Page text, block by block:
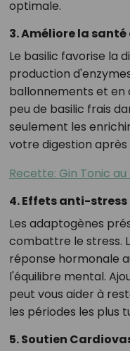
optimale.
3. Améliore la
Le basilic favorise la
production
ballonnements et en
peu de basilic frais
seulement les
votre digestion après
Recette: Gin Tonic au
4. Effets anti-stress
Les adaptogènes
combattre le stress.
réponse hormonale
l'équilibre mental.
peut vous aider à
les périodes les plus
5. Soutien